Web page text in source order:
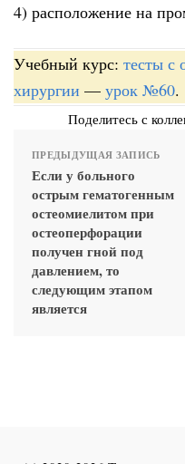
4) расположение на
Учебный курс: тесты с
хирургии — урок №60.
Поделитесь с
ПРЕДЫДУЩАЯ ЗАПИСЬ
Если у больного
острым гематогенным
остеомиелитом при
остеоперфорации
получен гной под
давлением, то
следующим этапом
является